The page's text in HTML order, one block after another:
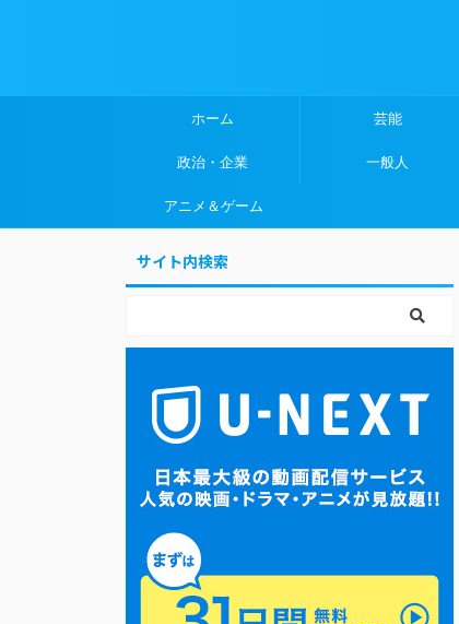
ホーム 芸能
政治・企業 一般人
アニメ＆ゲーム
サイト内検索